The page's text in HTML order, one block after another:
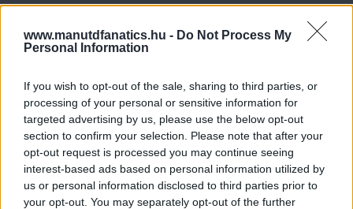
www.manutdfanatics.hu - Do Not Process My
Personal Information
If you wish to opt-out of the sale, sharing to third parties, or
processing of your personal or sensitive information for
targeted advertising by us, please use the below opt-out
section to confirm your selection. Please note that after your
opt-out request is processed you may continue seeing
interest-based ads based on personal information utilized by
us or personal information disclosed to third parties prior to
your opt-out. You may separately opt-out of the further